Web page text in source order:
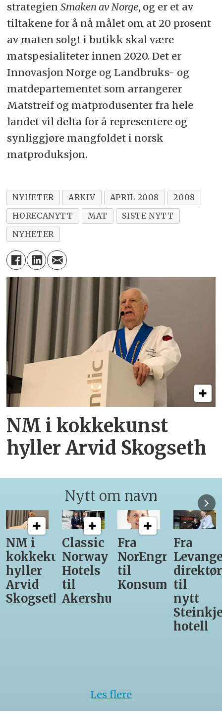
strategien Smaken av Norge, og er et av
tiltakene for å nå målet om at 20 prosent
av maten solgt i butikk skal være
matspesialiteter innen 2020. Det er
Innovasjon Norge og Landbruks- og
matdepartementet som arrangerer
Matstreif og matprodusenter fra hele
landet vil delta for å representere og
synliggjøre mangfoldet i norsk
matproduksjon.
NYHETER ARKIV APRIL 2008
2008
HORECANYTT
MAT
SISTE NYTT
NYHETER
NM i kokkekunst
hyller Arvid Skogseth
Nytt om navn
Classic
Norway
Hotels
til
Akershus
Fra
NorEngros
til
Konsumgruppen
Fra
Levanger-
direktør
til
Steinkjer-
12
får
være
med
Asko
Les flere